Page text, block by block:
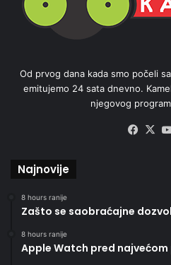
Od prvog dana kada smo počeli
emitujemo 24 sata dnevno.
njegovog
X
Najnovije
8 hours ranije
Zašto se saobraćajne
8 hours ranije
Apple Watch pred